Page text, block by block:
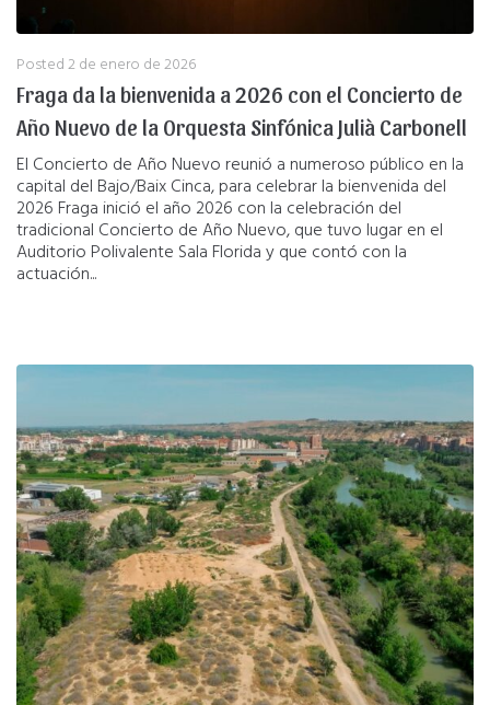
Posted2 de enero de 2026
Fraga da la bienvenida a 2026 con el Concierto de
Año Nuevo de la Orquesta Sinfónica Julià Carbonell
El Concierto de Año Nuevo reunió a numeroso público en la
capital del Bajo/Baix Cinca, para celebrar la bienvenida del
2026 Fraga inició el año 2026 con la celebración del
tradicional Concierto de Año Nuevo, que tuvo lugar en el
Auditorio Polivalente Sala Florida y que contó con la
actuación...